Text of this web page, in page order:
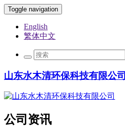
Toggle navigation
English
繁体中文
山东水木清环保科技有限公司
公司资讯